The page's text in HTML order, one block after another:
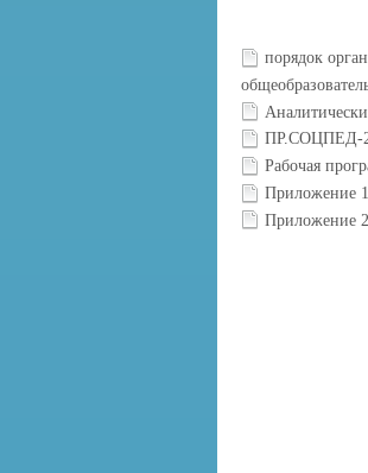
порядок
ПР.СОЦПЕД-
Рабочая
Приложение
Приложение